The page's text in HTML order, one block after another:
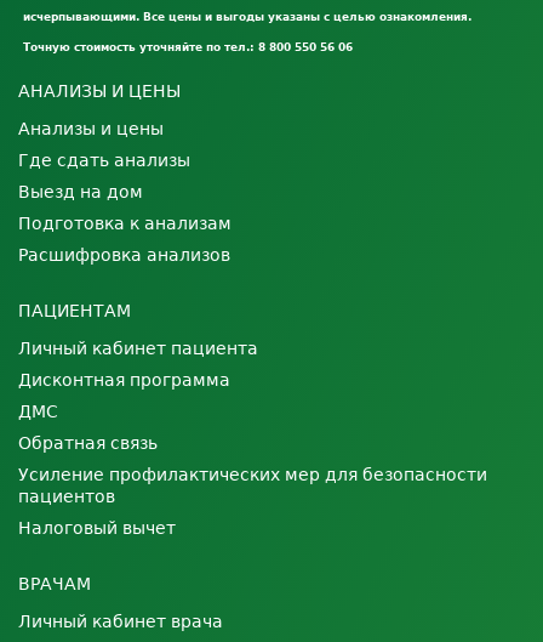
исчерпывающими. Все цены и выгоды указаны с целью ознакомления.
Точную стоимость уточняйте по тел.: 8 800 550 56 06
АНАЛИЗЫ И ЦЕНЫ
Анализы и цены
Где сдать анализы
Выезд на дом
Подготовка к анализам
Расшифровка анализов
ПАЦИЕНТАМ
Личный кабинет пациента
Дисконтная программа
ДМС
Обратная связь
Усиление профилактических мер для безопасности
пациентов
Налоговый вычет
ВРАЧАМ
Личный кабинет врача